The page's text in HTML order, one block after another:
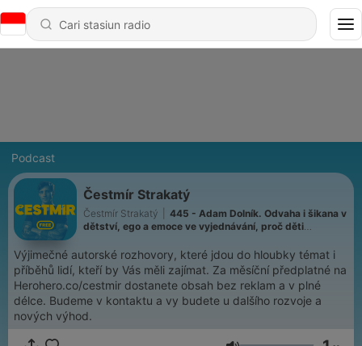
Podcast
Čestmír Strakatý
Čestmír Strakatý
445 - Adam Dolník. Odvaha i šikana v
dětství, ego a emoce ve vyjednávání, proč děti
neříkat
Výjimečné autorské rozhovory, které jdou do hloubky témat i
příběhů lidí, kteří by Vás měli zajímat. Za měsíční předplatné na
Herohero.co/cestmir dostanete obsah bez reklam a v plné
délce. Budeme v kontaktu a vy budete u dalšího rozvoje a
nových výhod.